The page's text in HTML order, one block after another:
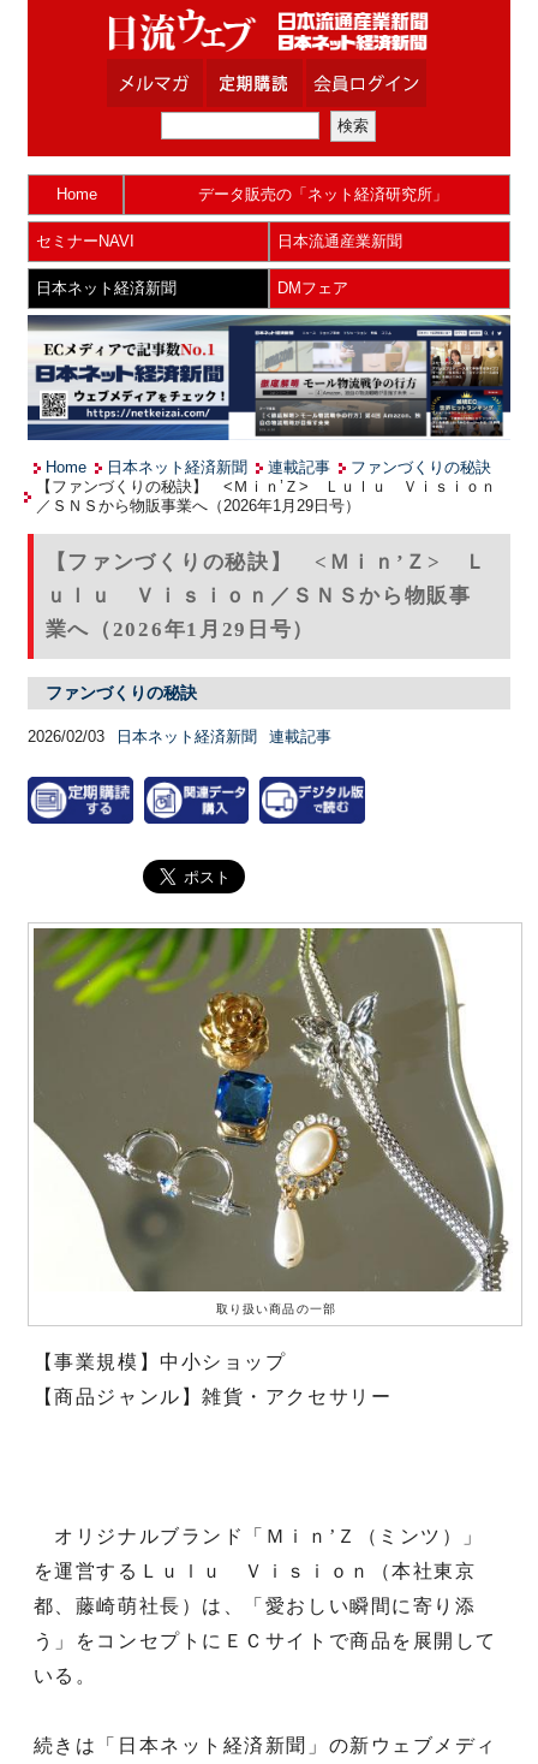
Home データ販売の「ネット経済研究所」
セミナーNAVI 日本流通産業新聞
日本ネット経済新聞 DMフェア
Home 日本ネット経済新聞 連載記事
ファンづくりの秘訣
【ファンづくりの秘訣】 <Ｍｉｎ’Ｚ> Ｌｕｌｕ Ｖｉｓｉｏｎ
／ＳＮＳから物販事業へ（2026年1月29日号）
【ファンづくりの秘訣】 <Ｍｉｎ’Ｚ> Ｌ
ｕｌｕ Ｖｉｓｉｏｎ／ＳＮＳから物販事
業へ（2026年1月29日号）
ファンづくりの秘訣
2026/02/03 日本ネット経済新聞 連載記事
取り扱い商品の一部
【事業規模】中小ショップ
【商品ジャンル】雑貨・アクセサリー
オリジナルブランド「Ｍｉｎ’Ｚ（ミンツ）」
を運営するＬｕｌｕ Ｖｉｓｉｏｎ（本社東京
都、藤崎萌社長）は、「愛おしい瞬間に寄り添
う」をコンセプトにＥＣサイトで商品を展開して
いる。
続きは「日本ネット経済新聞」の新ウェブメディ